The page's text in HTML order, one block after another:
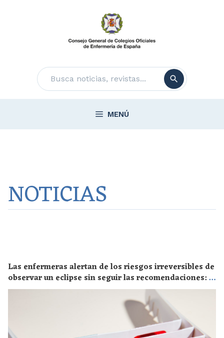
Buscar
MENÚ
NOTICIAS
Las enfermeras alertan de los riesgos irreversibles de
observar un eclipse sin seguir las recomendaciones: la
retinopatía solar es el mayor de los peligros